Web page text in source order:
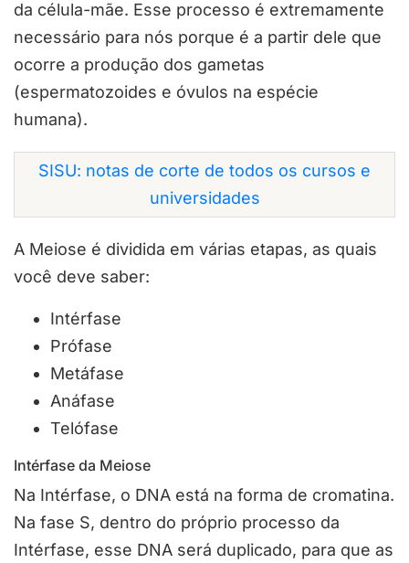
da célula-mãe. Esse processo é extremamente
necessário para nós porque é a partir dele que
ocorre a produção dos gametas
(espermatozoides e óvulos na espécie
humana).
SISU: notas de corte de todos os cursos e
universidades
A Meiose é dividida em várias etapas, as quais
você deve saber:
Intérfase
Prófase
Metáfase
Anáfase
Telófase
Intérfase da Meiose
Na Intérfase, o DNA está na forma de cromatina.
Na fase S, dentro do próprio processo da
Intérfase, esse DNA será duplicado, para que as